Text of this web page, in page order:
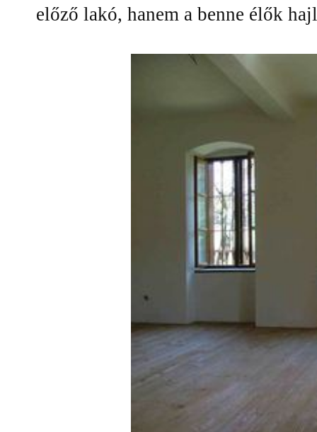
előző lakó, hanem a benne élők